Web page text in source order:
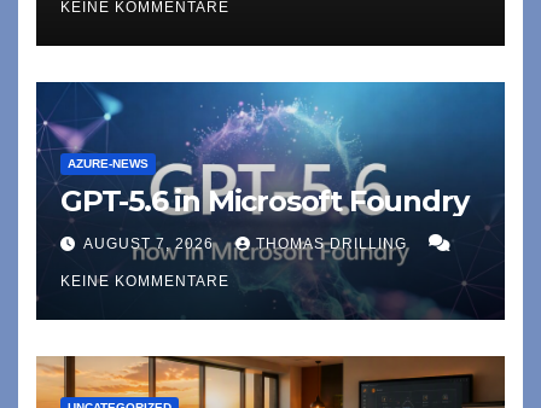
KEINE KOMMENTARE
AZURE-NEWS
GPT-5.6 in Microsoft Foundry
AUGUST 7, 2026 THOMAS DRILLING
KEINE KOMMENTARE